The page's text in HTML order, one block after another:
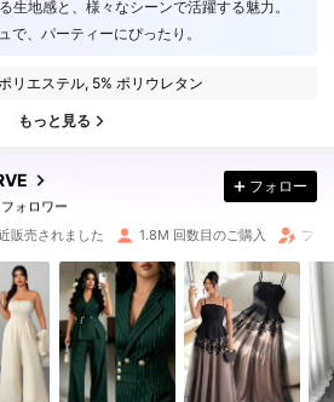
生地感と、様々なシーンで活躍する魅力。
で、パーティーにぴったり。
リエステル, 5% ポリウレタン
もっと見る
ォロワー
フォロワー
ォロワー
に購入しました
ォロワー
ォロワー
フォロー
販売されました 1.8M 回数目のご購入 フォ